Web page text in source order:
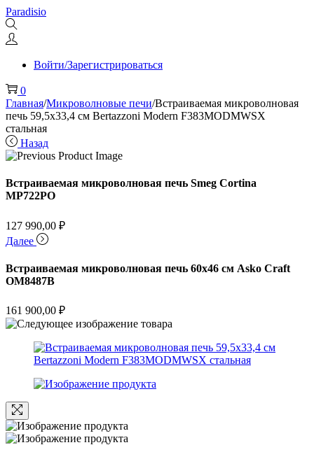
Перейти
к
навигации
Перейти
к
содержимому
Paradisio
Войти/Зарегистрироваться
0
Главная/Микроволновые печи/Встраиваемая микроволновая
печь 59,5х33,4 см Bertazzoni Modern F383MODMWSX
стальная
Назад
Встраиваемая микроволновая печь Smeg Cortina
MP722PO
127 990,00 ₽
Далее
Встраиваемая микроволновая печь 60х46 см Asko Craft
OM8487B
161 900,00 ₽